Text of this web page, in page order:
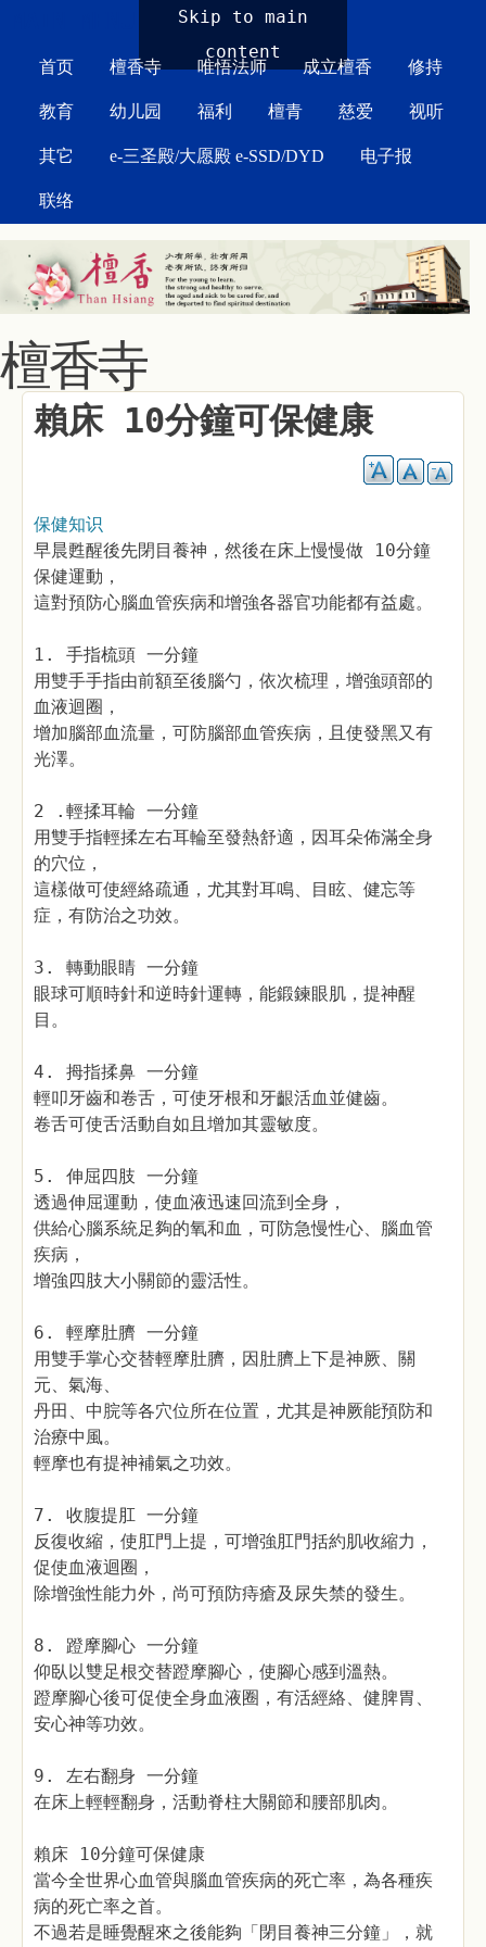
Skip to main
content
首页 檀香寺 唯悟法师 成立檀香 修持
教育 幼儿园 福利 檀青 慈爱 视听
其它 e-三圣殿/大愿殿 e-SSD/DYD 电子报
联络
檀香寺
賴床 10分鐘可保健康
保健知识
早晨甦醒後先閉目養神，然後在床上慢慢做 10分鐘
保健運動，
這對預防心腦血管疾病和增強各器官功能都有益處。
1. 手指梳頭 一分鐘
用雙手手指由前額至後腦勺，依次梳理，增強頭部的
血液迴圈，
增加腦部血流量，可防腦部血管疾病，且使發黑又有
光澤。
2 .輕揉耳輪 一分鐘
用雙手指輕揉左右耳輪至發熱舒適，因耳朵佈滿全身
的穴位，
這樣做可使經絡疏通，尤其對耳鳴、目眩、健忘等
症，有防治之功效。
3. 轉動眼睛 一分鐘
眼球可順時針和逆時針運轉，能鍛鍊眼肌，提神醒
目。
4. 拇指揉鼻 一分鐘
輕叩牙齒和卷舌，可使牙根和牙齦活血並健齒。
卷舌可使舌活動自如且增加其靈敏度。
5. 伸屈四肢 一分鐘
透過伸屈運動，使血液迅速回流到全身，
供給心腦系統足夠的氧和血，可防急慢性心、腦血管
疾病，
增強四肢大小關節的靈活性。
6. 輕摩肚臍 一分鐘
用雙手掌心交替輕摩肚臍，因肚臍上下是神厥、關
元、氣海、
丹田、中脘等各穴位所在位置，尤其是神厥能預防和
治療中風。
輕摩也有提神補氣之功效。
7. 收腹提肛 一分鐘
反復收縮，使肛門上提，可增強肛門括約肌收縮力，
促使血液迴圈，
除增強性能力外，尚可預防痔瘡及尿失禁的發生。
8. 蹬摩腳心 一分鐘
仰臥以雙足根交替蹬摩腳心，使腳心感到溫熱。
蹬摩腳心後可促使全身血液圈，有活經絡、健脾胃、
安心神等功效。
9. 左右翻身 一分鐘
在床上輕輕翻身，活動脊柱大關節和腰部肌肉。
賴床 10分鐘可保健康
當今全世界心血管與腦血管疾病的死亡率，為各種疾
病的死亡率之首。
不過若是睡覺醒來之後能夠「閉目養神三分鐘」，就